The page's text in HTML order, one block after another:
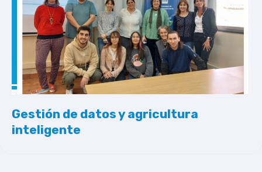
Gestión de datos y agricultura
inteligente